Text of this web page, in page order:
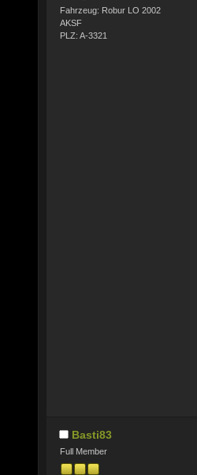
Fahrzeug: Robur LO 2002
AKSF
PLZ: A-3321
Basti83
Full Member